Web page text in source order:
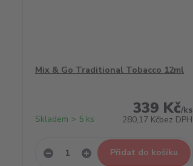
Mix & Go Traditional Tobacco 12ml
339 Kč/ks
280,17 Kčbez DPH
Skladem > 5 ks
Přidat do košíku